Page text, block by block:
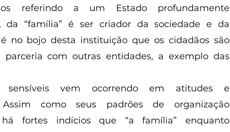
referindo a um Estado profundamente
da “família” é ser criador da sociedade e da
no bojo desta instituição que os cidadãos são
com outras entidades, a exemplo das
vem ocorrendo em atitudes e
Assim como seus padrões de organização
há fortes indícios que “a família” enquanto